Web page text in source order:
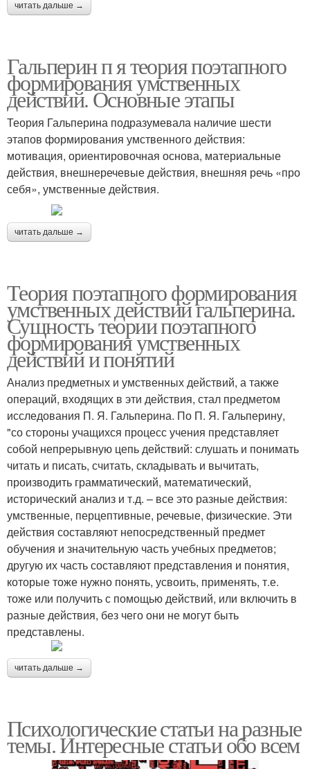
читать дальше →
Гальперин п я теория поэтапного
формирования умственных
действий. Основные этапы
Теория Гальперина подразумевала наличие шести
этапов формирования умственного действия:
мотивация, ориентировочная основа, материальные
действия, внешнеречевые действия, внешняя речь «про
себя», умственные действия.
читать дальше →
Теория поэтапного формирования
умственных действий гальперина.
Сущность теории поэтапного
формирования умственных
действий и понятий
Анализ предметных и умственных действий, а также
операций, входящих в эти действия, стал предметом
исследования П. Я. Гальперина. По П. Я. Гальперину,
"со стороны учащихся процесс учения представляет
собой непрерывную цепь действий: слушать и понимать
читать и писать, считать, складывать и вычитать,
производить грамматический, математический,
исторический анализ и т.д. – все это разные действия:
умственные, перцептивные, речевые, физические. Эти
действия составляют непосредственный предмет
обучения и значительную часть учебных предметов;
другую их часть составляют представления и понятия,
которые тоже нужно понять, усвоить, применять, т.е.
тоже или получить с помощью действий, или включить в
разные действия, без чего они не могут быть
представлены.
читать дальше →
Психологические статьи на разные
темы. Интересные статьи обо всем